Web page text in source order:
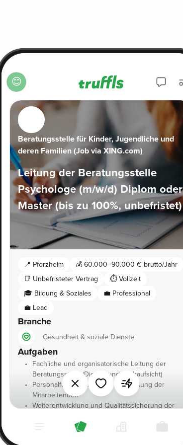
😊
Leitung der Beratungsstelle
Psychologe (m/w/d) Diplom oder
Master (bis zu 100%, unbefristet)
Beratungsstelle für Kinder, Jugendliche und
deren Familien (Job via XING.com)
📍 Pforzheim 💰 60.000–90.000 € brutto/Jahr
📑 Unbefristeter Vertrag
⏱️ Vollzeit
🎓 Bildung & Soziales
💼 Professional
💼 Lead
Branche
Gesundheit & soziale Dienste
Aufgaben
Fachliche und organisatorische Leitung der
Beratungsstelle (Dienst- und Fachaufsicht)
Personalführung und Teamentwicklung der
Mitarbeitenden
Weiterentwicklung und Qualitätssicherung der
Beratung von Eltern, Kindern, Jugendlichen und